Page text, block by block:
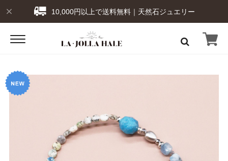
10,000円以上で送料無料｜天然石ジュエリー